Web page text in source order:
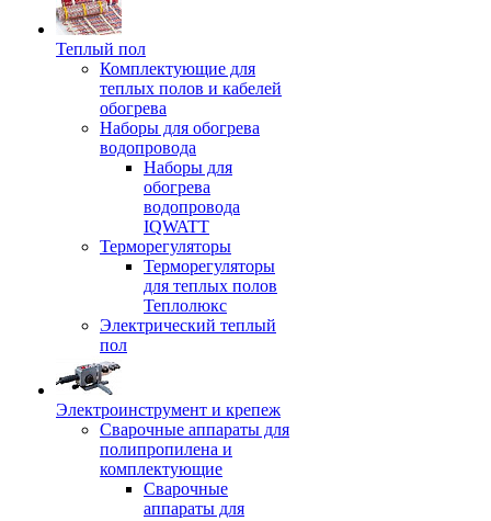
Теплый пол
Комплектующие для
теплых полов и кабелей
обогрева
Наборы для обогрева
водопровода
Наборы для
обогрева
водопровода
IQWATT
Терморегуляторы
Терморегуляторы
для теплых полов
Теплолюкс
Электрический теплый
пол
Электроинструмент и крепеж
Сварочные аппараты для
полипропилена и
комплектующие
Сварочные
аппараты для